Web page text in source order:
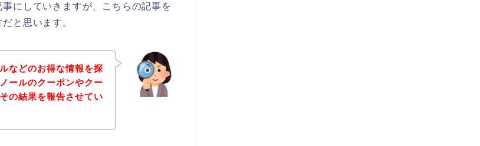
にしていきますが、こちらの記事を
と思います。
などのお得な情報を探
ールのクーポンやクー
の結果を報告させてい